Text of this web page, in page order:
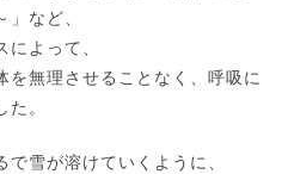
など、
よって、
を無理させることなく、呼吸に
。
雪が溶けていくように、